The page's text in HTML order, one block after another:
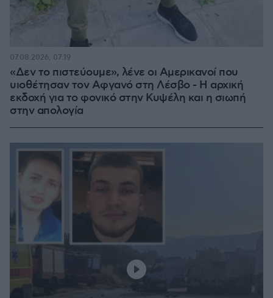
«Δεν το πιστεύουμε», λένε οι Αμερικανοί που
υιοθέτησαν τον Αφγανό στη Λέσβο - Η αρχική
εκδοχή για το φονικό στην Κυψέλη και η σιωπή
στην απολογία
07.08.2026, 07:19